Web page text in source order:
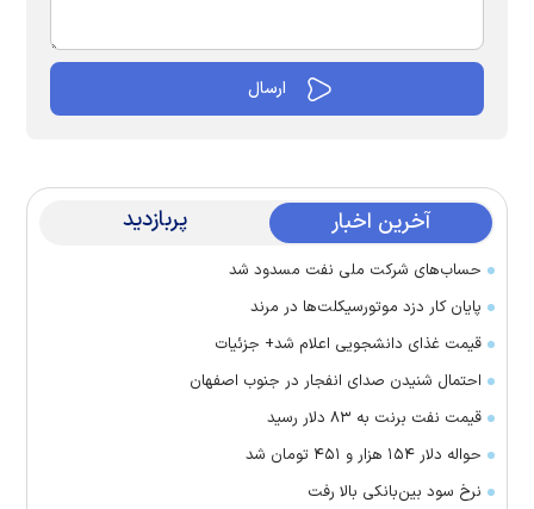
آخرین اخبار پربازدید
حساب‌های شرکت ملی نفت مسدود شد
پایان کار دزد موتورسیکلت‌ها در مرند
قیمت غذای دانشجویی اعلام شد+ جزئیات
احتمال شنیدن صدای انفجار در جنوب اصفهان
قیمت نفت برنت به ۸۳ دلار رسید
حواله دلار ۱۵۴ هزار و ۴۵۱ تومان شد
نرخ سود بین‌بانکی بالا رفت